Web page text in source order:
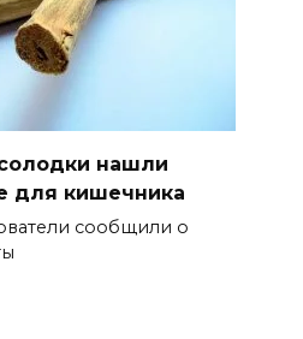
нашли
для кишечника
сообщили о